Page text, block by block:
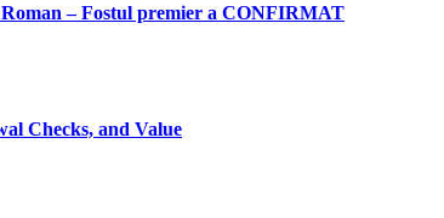
– Fostul premier a CONFIRMAT
Checks, and Value